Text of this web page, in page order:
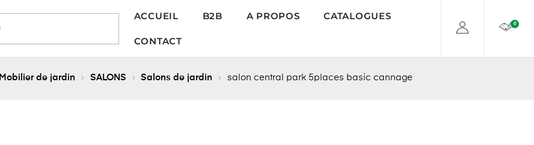
ACCUEIL B2B A PROPOS CATALOGUES
CONTACT
0
Mobilier de jardin SALONS Salons de jardin salon central park 5places basic cannage